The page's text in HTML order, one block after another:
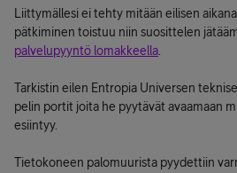
Liittymällesi ei tehty mitään eilisen
pätkiminen toistuu niin suosittelen
palvelupyyntö lomakkeella
Tarkistin eilen Entropia Universen
pelin portit joita he pyytävät avaamaan
esiintyy.
Tietokoneen palomuurista pyydettiin